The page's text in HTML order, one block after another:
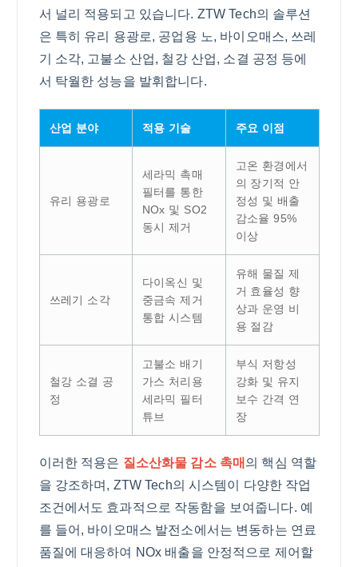
서 널리 적용되고 있습니다. ZTW Tech의 솔루션
은 특히 유리 용광로, 공업용 노, 바이오매스, 쓰레
기 소각, 고불소 산업, 철강 산업, 소결 공정 등에
서 탁월한 성능을 발휘합니다.
산업 분야 적용 기술 주요 이점
유리 용광로
세라믹 촉매
필터를 통한
NOx 및 SO2
동시 제거
고온 환경에서
의 장기적 안
정성 및 배출
감소율 95%
이상
쓰레기 소각
다이옥신 및
중금속 제거
통합 시스템
유해 물질 제
거 효율성 향
상과 운영 비
용 절감
철강 소결 공
정
고불소 배기
가스 처리용
세라믹 필터
튜브
부식 저항성
강화 및 유지
보수 간격 연
장
이러한 적용은 질소산화물 감소 촉매 의 핵심 역할
을 강조하며, ZTW Tech의 시스템이 다양한 작업
조건에서도 효과적으로 작동함을 보여줍니다. 예
를 들어, 바이오매스 발전소에서는 변동하는 연료
품질에 대응하여 NOx 배출을 안정적으로 제어할